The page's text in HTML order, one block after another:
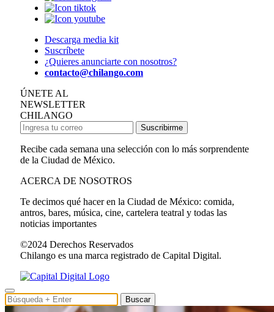
Descarga media kit
Suscríbete
¿Quieres anunciarte con nosotros?
contacto@chilango.com
ÚNETE AL
NEWSLETTER
CHILANGO
Suscribirme
Recibe cada semana una selección con lo más sorprendente
de la Ciudad de México.
ACERCA DE NOSOTROS
Te decimos qué hacer en la Ciudad de México: comida,
antros, bares, música, cine, cartelera teatral y todas las
noticias importantes
©2024 Derechos Reservados
Chilango es una marca registrado de Capital Digital.
Buscar